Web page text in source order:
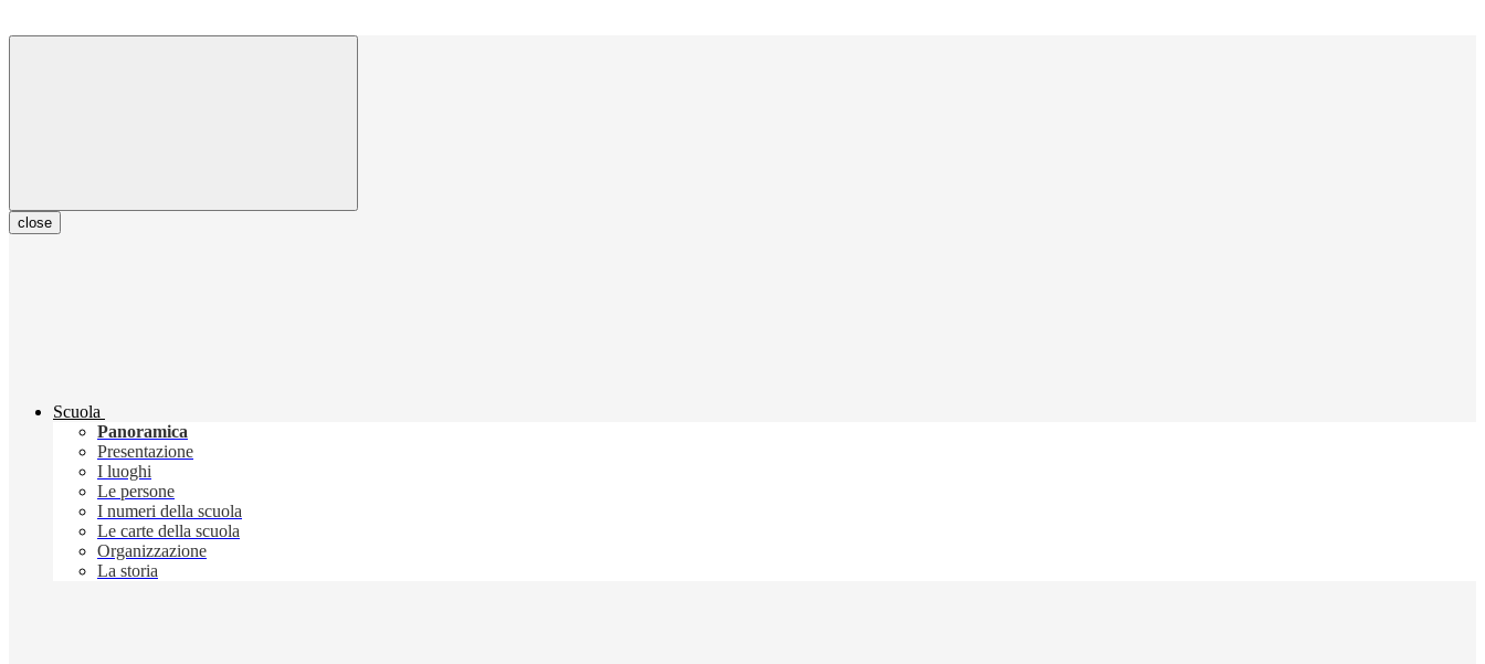
close
Scuola
Panoramica
Presentazione
I luoghi
Le persone
I numeri della scuola
Le carte della scuola
Organizzazione
La storia